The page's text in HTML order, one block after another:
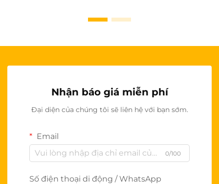
Nhận báo giá miễn phí
Đại diện của chúng tôi sẽ liên hệ với bạn sớm.
Email
0/100
Số điện thoại di động / WhatsApp